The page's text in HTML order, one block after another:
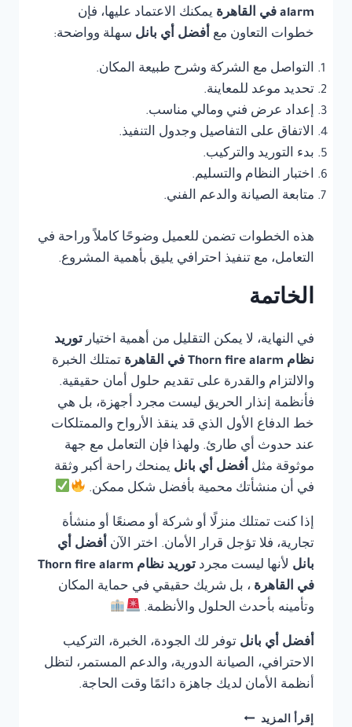
alarm في القاهرة
يمكنك الاعتماد عليها، فإن
خطوات التعاون مع أفضل أي بانل سهلة وواضحة:
التواصل مع الشركة وشرح طبيعة المكان.
تحديد موعد للمعاينة.
إعداد عرض فني ومالي مناسب.
الاتفاق على التفاصيل وجدول التنفيذ.
بدء التوريد والتركيب.
اختبار النظام والتسليم.
متابعة الصيانة والدعم الفني.
هذه الخطوات تضمن للعميل وضوحًا كاملاً وراحة في
التعامل، مع تنفيذ احترافي يليق بأهمية المشروع.
الخاتمة
في النهاية، لا يمكن التقليل من أهمية اختيار توريد
نظام Thorn fire alarm في القاهرة
تمتلك الخبرة
والالتزام والقدرة على تقديم حلول أمان حقيقية.
فأنظمة إنذار الحريق ليست مجرد أجهزة، بل هي
خط الدفاع الأول الذي قد ينقذ الأرواح والممتلكات
عند حدوث أي طارئ. ولهذا فإن التعامل مع جهة
موثوقة مثل أفضل أي بانل يمنحك راحة أكبر وثقة
في أن منشأتك محمية بأفضل شكل ممكن.
إذا كنت تمتلك منزلًا أو شركة أو مصنعًا أو منشأة
تجارية، فلا تؤجل قرار الأمان. اختر الآن أفضل أي
بانل لأنها ليست مجرد
توريد نظام Thorn fire alarm
في القاهرة ، بل شريك حقيقي في حماية المكان
وتأمينه بأحدث الحلول والأنظمة.
أفضل أي بانل توفر لك الجودة، الخبرة، التركيب
الاحترافي، الصيانة الدورية، والدعم المستمر، لتظل
أنظمة الأمان لديك جاهزة دائمًا وقت الحاجة.
إقرأ المزيد توريد